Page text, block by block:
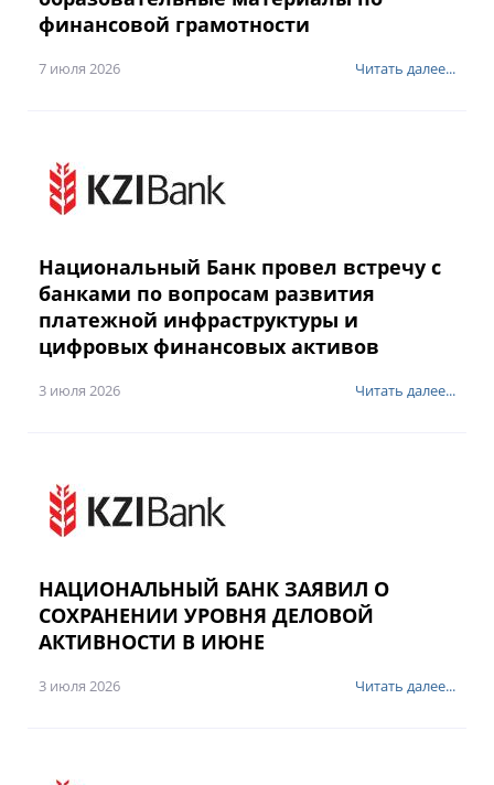
финансовой грамотности
7 июля 2026 Читать далее...
Национальный Банк провел встречу с
банками по вопросам развития
платежной инфраструктуры и
цифровых финансовых активов
3 июля 2026 Читать далее...
НАЦИОНАЛЬНЫЙ БАНК ЗАЯВИЛ О
СОХРАНЕНИИ УРОВНЯ ДЕЛОВОЙ
АКТИВНОСТИ В ИЮНЕ
3 июля 2026 Читать далее...